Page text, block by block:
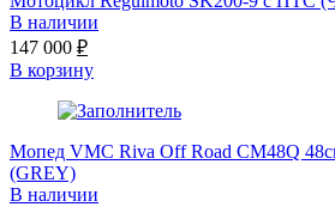
В наличии
147 000 ₽
В корзину
Мопед VMC Riva Off Road CM48Q
(GREY)
В наличии